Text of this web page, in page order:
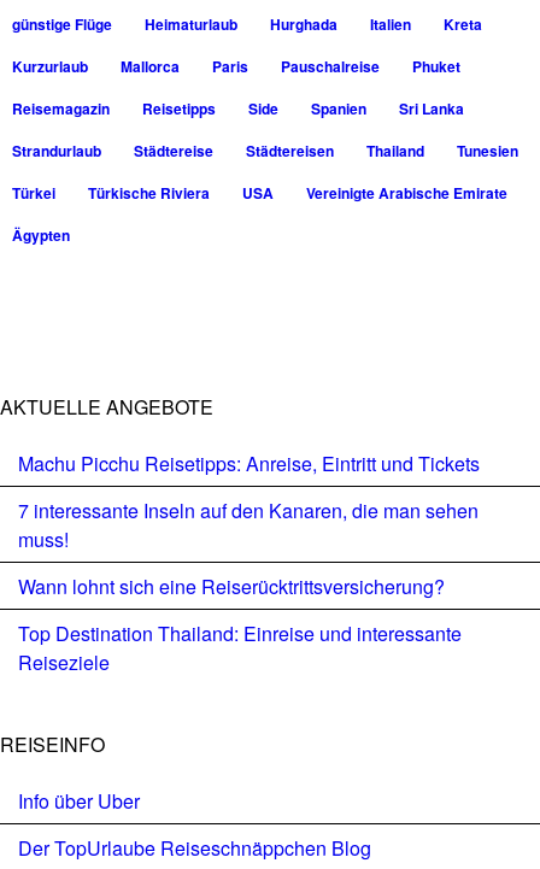
günstige Flüge
Heimaturlaub Hurghada Italien
Kreta
Kurzurlaub
Mallorca Paris Pauschalreise
Phuket
Reisemagazin
Reisetipps Side Spanien
Sri Lanka
Strandurlaub
Städtereise Städtereisen Thailand
Tunesien
Türkei
Türkische Riviera USA
Vereinigte Arabische Emirate
Ägypten
AKTUELLE ANGEBOTE
Machu Picchu Reisetipps: Anreise, Eintritt und Tickets
7 interessante Inseln auf den Kanaren, die man sehen
muss!
Wann lohnt sich eine Reiserücktrittsversicherung?
Top Destination Thailand: Einreise und interessante
Reiseziele
REISEINFO
Info über Uber
Der TopUrlaube Reiseschnäppchen Blog